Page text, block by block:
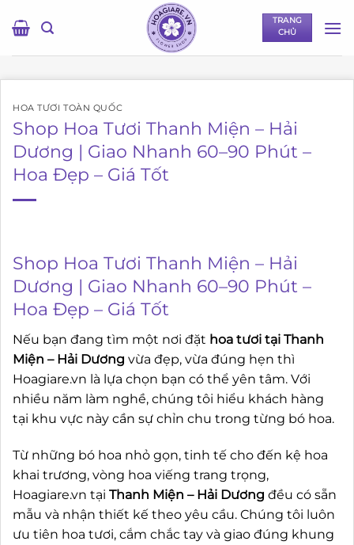
qua
TRANG
CHỦ
HOA TƯƠI TOÀN QUỐC
Shop Hoa Tươi Thanh Miện – Hải
Dương | Giao Nhanh 60–90 Phút –
Hoa Đẹp – Giá Tốt
Shop Hoa Tươi Thanh Miện – Hải
Dương | Giao Nhanh 60–90 Phút –
Hoa Đẹp – Giá Tốt
Nếu bạn đang tìm một nơi đặt hoa tươi tại Thanh
Miện – Hải Dương vừa đẹp, vừa đúng hẹn thì
Hoagiare.vn là lựa chọn bạn có thể yên tâm. Với
nhiều năm làm nghề, chúng tôi hiểu khách hàng
tại khu vực này cần sự chỉn chu trong từng bó hoa.
Từ những bó hoa nhỏ gọn, tinh tế cho đến kệ hoa
khai trương, vòng hoa viếng trang trọng,
Hoagiare.vn tại Thanh Miện – Hải Dương đều có sẵn
mẫu và nhận thiết kế theo yêu cầu. Chúng tôi luôn
ưu tiên hoa tươi, cắm chắc tay và giao đúng khung